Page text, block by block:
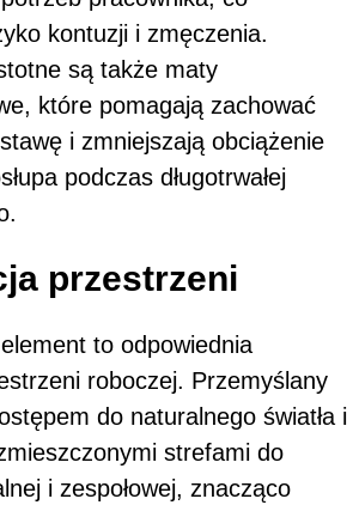
kontuzji i zmęczenia.
są także maty
które pomagają zachować
i zmniejszają obciążenie
podczas długotrwałej
przestrzeni
to odpowiednia
roboczej. Przemyślany
do naturalnego światła i
strefami do
i zespołowej, znacząco